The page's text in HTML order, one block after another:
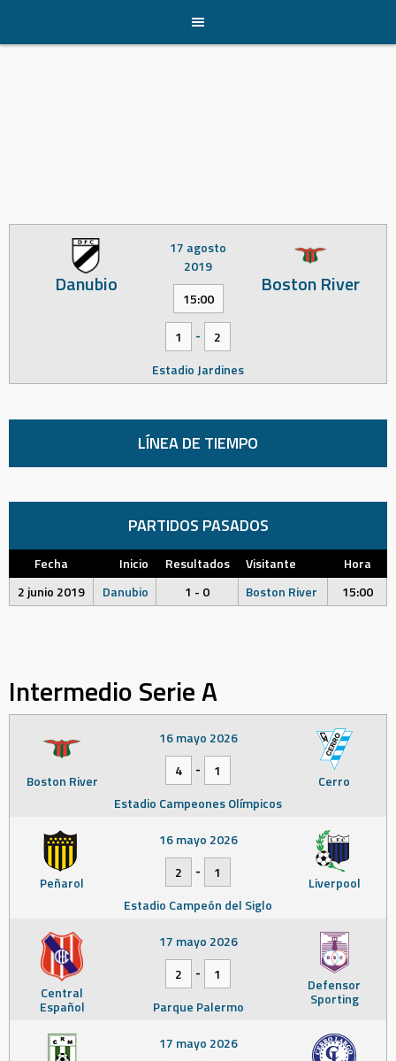
content
Danubio Boston River
17 agosto
2019
15:00
1 -
2
Estadio Jardines
LÍNEA DE TIEMPO
PARTIDOS PASADOS
Fecha Inicio Resultados Visitante
Hora
2 junio 2019
Danubio 1 - 0 Boston River 15:00
Intermedio Serie A
Boston River Cerro
16 mayo 2026
4
-
1
Estadio Campeones Olímpicos
Peñarol Liverpool
16 mayo 2026
2
-
1
Estadio Campeón del Siglo
Central
Español
Defensor
Sporting
17 mayo 2026
2
-
1
Parque Palermo
17 mayo 2026